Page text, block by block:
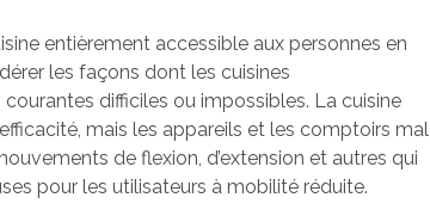
entièrement accessible aux personnes en
les façons dont les cuisines
difficiles ou impossibles. La cuisine
mais les appareils et les comptoirs mal
de flexion, d’extension et autres qui
pour les utilisateurs à mobilité réduite.